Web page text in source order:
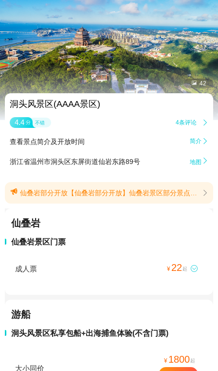
 42
洞头风景区(AAAA景区)
4.4 分 不错 4条评论 
查看景点简介及开放时间 简介 
浙江省温州市洞头区东屏街道仙岩东路89号 地图 
 仙叠岩部分开放【仙叠岩部分开放】仙叠岩景区部分景点因施工关闭，详情可咨询景区。(提示有效期2026/4/14至2026/8/31) 
仙叠岩
仙叠岩景区门票
成人票 ¥ 22 起 
游船
洞头风景区私享包船+出海捕鱼体验(不含门票)
大小同价
¥ 1800起
